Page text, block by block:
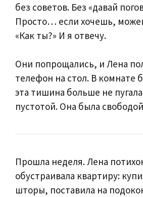
без советов. Без «давай
Просто… если хочешь,
«Как ты?» И я отвечу.
Они попрощались, и Лена
телефон на стол. В комнате
эта тишина больше не
пустотой. Она была
Прошла неделя. Лена
обустраивала квартиру:
шторы, поставила на